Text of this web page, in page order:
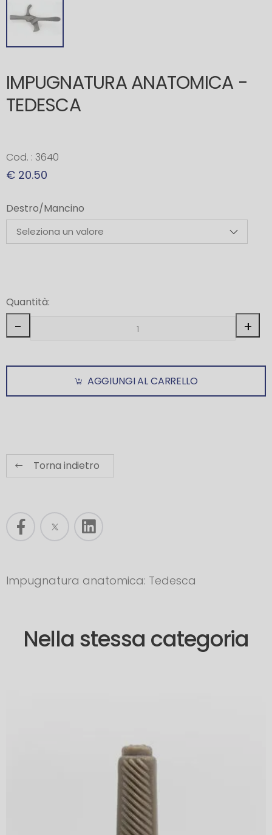
IMPUGNATURA ANATOMICA -
TEDESCA
Cod. : 3640
€ 20.50
Destro/Mancino
Quantità:
- +
AGGIUNGI AL CARRELLO
Torna indietro
Impugnatura anatomica: Tedesca
Nella stessa categoria